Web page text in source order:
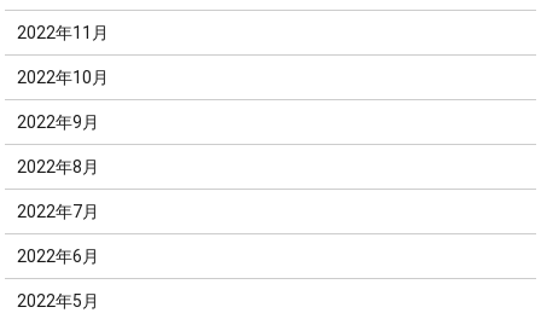
2022年11月
2022年10月
2022年9月
2022年8月
2022年7月
2022年6月
2022年5月